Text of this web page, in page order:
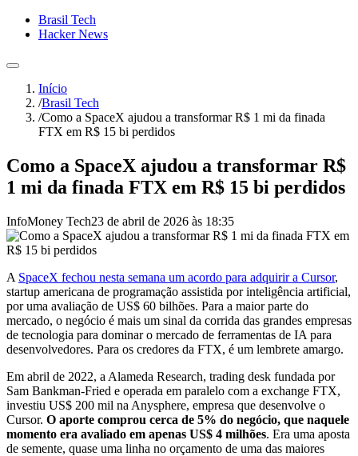
Brasil Tech
Hacker News
Início
/Brasil Tech
/Como a SpaceX ajudou a transformar R$ 1 mi da finada
FTX em R$ 15 bi perdidos
Como a SpaceX ajudou a transformar R$
1 mi da finada FTX em R$ 15 bi perdidos
InfoMoney Tech23 de abril de 2026 às 18:35
A SpaceX fechou nesta semana um acordo para adquirir a Cursor,
startup americana de programação assistida por inteligência artificial,
por uma avaliação de US$ 60 bilhões. Para a maior parte do
mercado, o negócio é mais um sinal da corrida das grandes empresas
de tecnologia para dominar o mercado de ferramentas de IA para
desenvolvedores. Para os credores da FTX, é um lembrete amargo.
Em abril de 2022, a Alameda Research, trading desk fundada por
Sam Bankman-Fried e operada em paralelo com a exchange FTX,
investiu US$ 200 mil na Anysphere, empresa que desenvolve o
Cursor. O aporte comprou cerca de 5% do negócio, que naquele
momento era avaliado em apenas US$ 4 milhões. Era uma aposta
de semente, quase uma linha no orçamento de uma das maiores